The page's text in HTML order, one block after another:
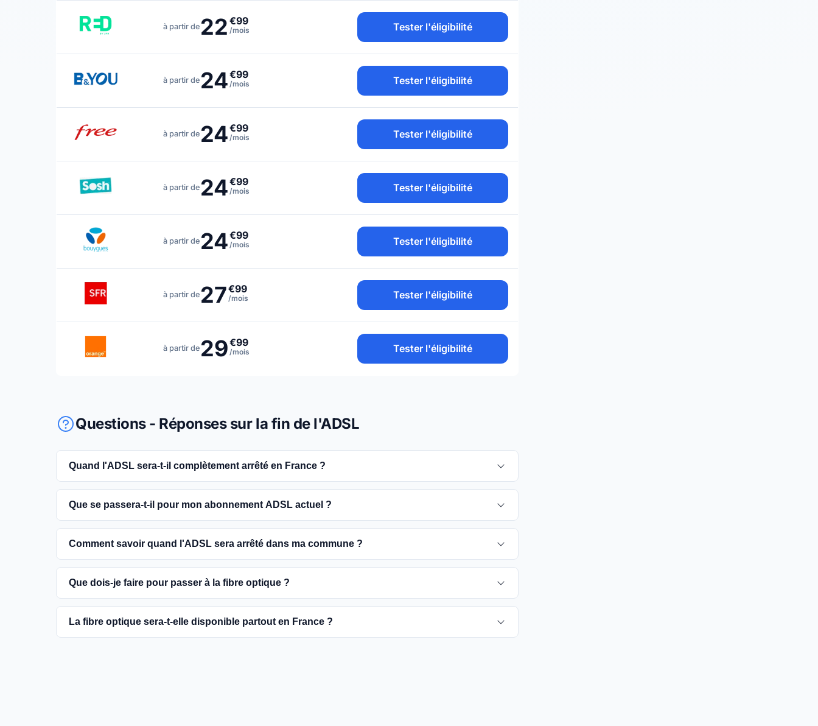
à partir de 22 €99
/mois Tester l'éligibilité
à partir de 24€99
/mois Tester l'éligibilité
à partir de 24€99
/mois Tester l'éligibilité
à partir de 24€99
/mois Tester l'éligibilité
à partir de 24€99
/mois Tester l'éligibilité
à partir de 27€99
/mois Tester l'éligibilité
à partir de 29€99
/mois Tester l'éligibilité
Questions - Réponses sur la fin de l'ADSL
Quand l'ADSL sera-t-il complètement arrêté en France ?
L'extinction complète du réseau ADSL est prévue pour 2030. D'ici là, les utilisateurs sont
encouragés à basculer vers des connexions fibre optique, plus rapides et fiables.
Que se passera-t-il pour mon abonnement ADSL actuel ?
Vous pouvez continuer à utiliser votre abonnement ADSL jusqu'à la date de fermeture du réseau
dans votre commune. Cependant, il est conseillé de passer à la fibre optique dès que possible pour
une meilleure qualité de service.
Comment savoir quand l'ADSL sera arrêté dans ma commune ?
Les dates précises de fermeture de l'ADSL varient selon les communes. Vous pouvez trouver ces
informations sur notre site en recherchant votre commune spécifique.
Que dois-je faire pour passer à la fibre optique ?
Contactez votre fournisseur d'accès à Internet pour vérifier la disponibilité de la fibre dans votre
région et planifier l'installation. La plupart des fournisseurs proposent des offres de migration vers
La fibre optique sera-t-elle disponible partout en France ?